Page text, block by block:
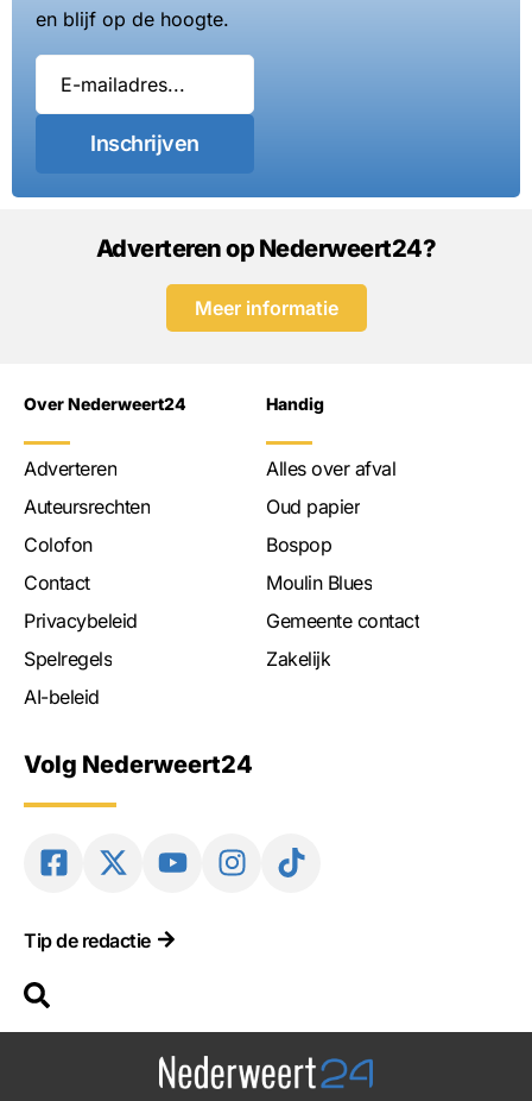
en blijf op de hoogte.
Inschrijven
Adverteren op Nederweert24?
Meer informatie
Over Nederweert24
Adverteren
Auteursrechten
Colofon
Contact
Privacybeleid
Spelregels
AI-beleid
Handig
Alles over afval
Oud papier
Bospop
Moulin Blues
Gemeente contact
Zakelijk
Volg Nederweert24
Tip de redactie